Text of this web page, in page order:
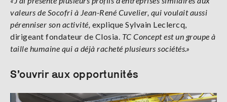
valeurs de Socofri à Jean-René Cuvelier, qui voulait aussi
pérenniser son activité, explique Sylvain Leclercq,
dirigeant fondateur de Closia. TC Concept est un groupe à
taille humaine qui a déjà racheté plusieurs sociétés.»
S’ouvrir aux opportunités